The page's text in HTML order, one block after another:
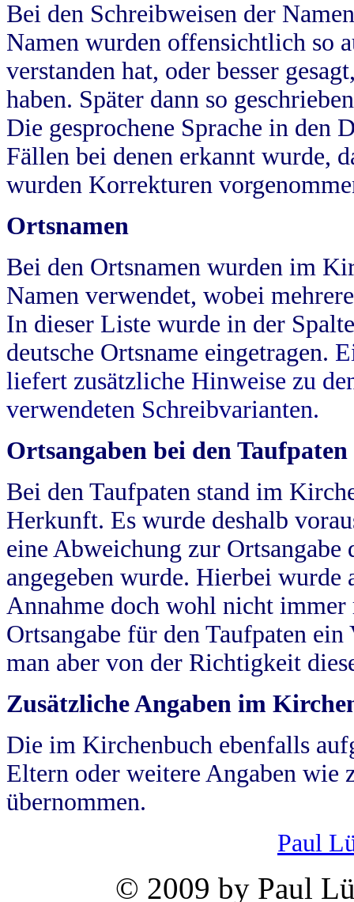
Bei den Schreibweisen der
Namen wurden offensichtlich so
verstanden hat, oder besser
haben. Später dann so
Die gesprochene Sprache in
Fällen bei denen erkannt wurde,
wurden Korrekturen
Ortsnamen
Bei den Ortsnamen wurden im
Namen verwendet, wobei
In dieser Liste wurde in der
deutsche Ortsname eingetragen.
liefert zusätzliche Hinweise zu
verwendeten Schreibvarianten.
Ortsangaben bei den Taufpaten
Bei den Taufpaten stand im
Herkunft. Es wurde deshalb
eine Abweichung zur
angegeben wurde. Hierbei wurde
Annahme doch wohl nicht
Ortsangabe für den Taufpaten
man aber von der Richtigkeit
Zusätzliche Angaben im
Die im Kirchenbuch ebenfalls
Eltern oder weitere Angaben wie
übernommen.
Paul
© 2009 by Paul